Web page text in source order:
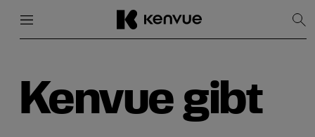
Inhalt
Kenvue gibt